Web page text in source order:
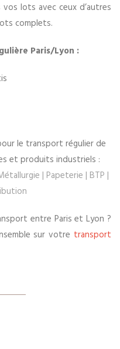
lots avec ceux d’autres
complets.
Paris/Lyon :
le transport régulier de
et produits industriels :
| Papeterie | BTP |
entre Paris et Lyon ?
sur votre transport